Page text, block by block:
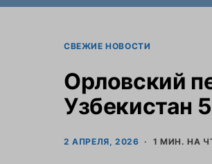
СВЕЖИЕ НОВОСТИ
Орловский
Узбекистан
2 АПРЕЛЯ, 2026 1 МИН. НА